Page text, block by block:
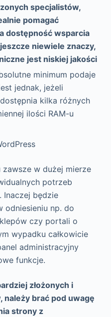
specjalistów,
pomagać
dostępność wsparcia
niewiele znaczy,
jest niskiej jakości
minimum podaje
jednak, jeżeli
kilka różnych
ilości RAM-u
w dużej mierze
potrzeb
Inaczej będzie
odniesieniu np. do
czy portali o
wypadku całkowicie
administracyjny
funkcje.
złożonych i
należy brać pod uwagę
strony z